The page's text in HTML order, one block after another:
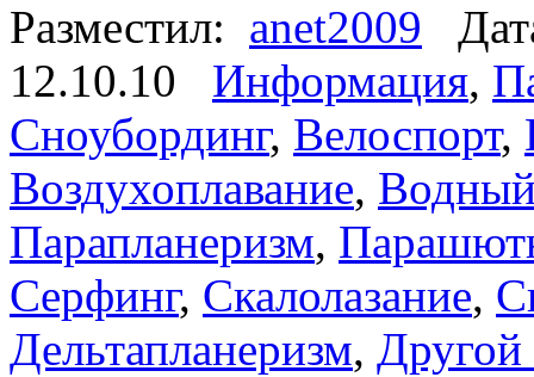
Разместил: anet2009
12.10.10 Информация,
Сноубординг, Велоспорт,
Воздухоплавание,
Парапланеризм,
Серфинг, Скалолазание,
Дельтапланеризм, Другой